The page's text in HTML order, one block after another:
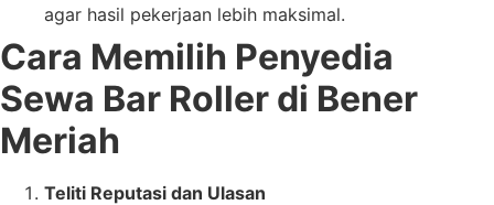
agar hasil pekerjaan lebih maksimal.
Cara Memilih Penyedia
Sewa Bar Roller di Bener
Meriah
Teliti Reputasi dan Ulasan